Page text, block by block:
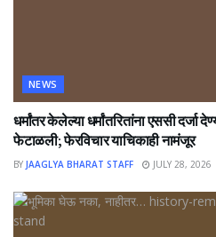
NEWS
धर्मांतर केलेल्या धर्मांतरितांना एससी दर्जा
फेटाळली; फेरविचार याचिकाही नामंजूर
BY JAAGLYA BHARAT STAFF JULY 28, 2026